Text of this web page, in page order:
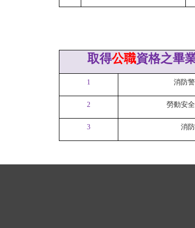
取得公職資格之畢
1 消防
2 勞動安
3 消